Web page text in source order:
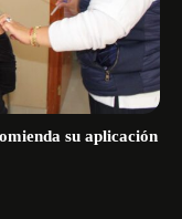
su aplicación